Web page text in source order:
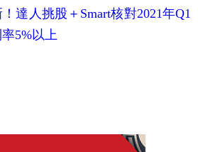
達人挑股＋Smart核對2021年Q1
5%以上